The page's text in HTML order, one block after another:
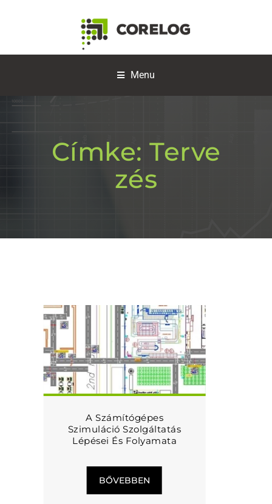
Menu
Címke: Terve
zés
A Számítógépes
Szimuláció Szolgáltatás
Lépései És Folyamata
BŐVEBBEN